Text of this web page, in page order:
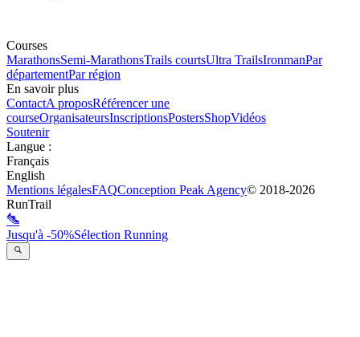
Courses
MarathonsSemi-MarathonsTrails courtsUltra TrailsIronmanPar
départementPar région
En savoir plus
ContactA proposRéférencer une
courseOrganisateursInscriptionsPostersShopVidéos
Soutenir
Langue :
Français
English
Mentions légalesFAQConception Peak Agency© 2018-2026
RunTrail
Jusqu'à -50%Sélection Running